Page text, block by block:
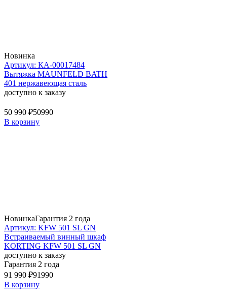
Новинка
Артикул: КА-00017484
Вытяжка MAUNFELD BATH
401 нержавеющая сталь
доступно к заказу
50 990 ₽50990
В корзину
НовинкаГарантия 2 года
Артикул: KFW 501 SL GN
Встраиваемый винный шкаф
KORTING KFW 501 SL GN
доступно к заказу
Гарантия 2 года
91 990 ₽91990
В корзину